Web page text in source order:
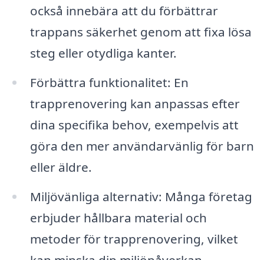
också innebära att du förbättrar
trappans säkerhet genom att fixa lösa
steg eller otydliga kanter.
Förbättra funktionalitet: En
trapprenovering kan anpassas efter
dina specifika behov, exempelvis att
göra den mer användarvänlig för barn
eller äldre.
Miljövänliga alternativ: Många företag
erbjuder hållbara material och
metoder för trapprenovering, vilket